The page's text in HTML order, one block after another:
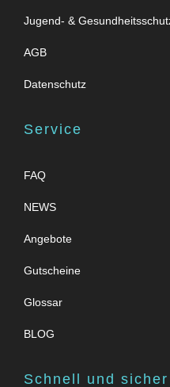
Jugend- &
AGB
Datenschutz
Service
FAQ
NEWS
Angebote
Gutscheine
Glossar
BLOG
Schnell und